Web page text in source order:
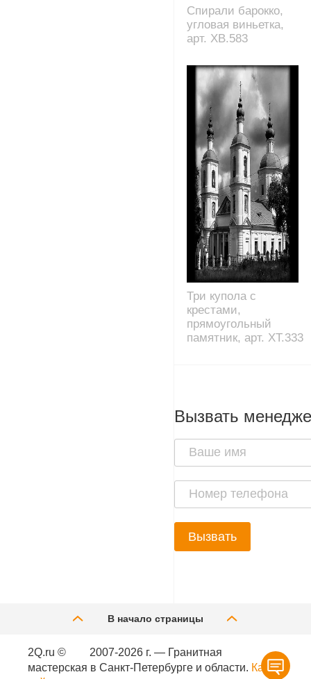
Спирали барокко,
угловая виньетка,
арт. XB.583
Три купола с
крестами,
прямоугольный
памятник, арт. XT.333
Вызвать
Вызвать
В начало страницы
2Q.ru ©
2007-2026 г. — Гранитная
мастерская в Санкт-Петербурге и области. Карта